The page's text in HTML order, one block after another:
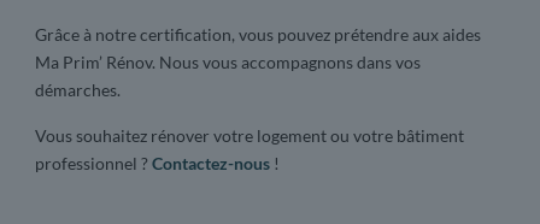
Grâce à notre certification, vous pouvez prétendre aux aides
Ma Prim’ Rénov. Nous vous accompagnons dans vos
démarches.
Vous souhaitez rénover votre logement ou votre bâtiment
professionnel ? Contactez-nous !